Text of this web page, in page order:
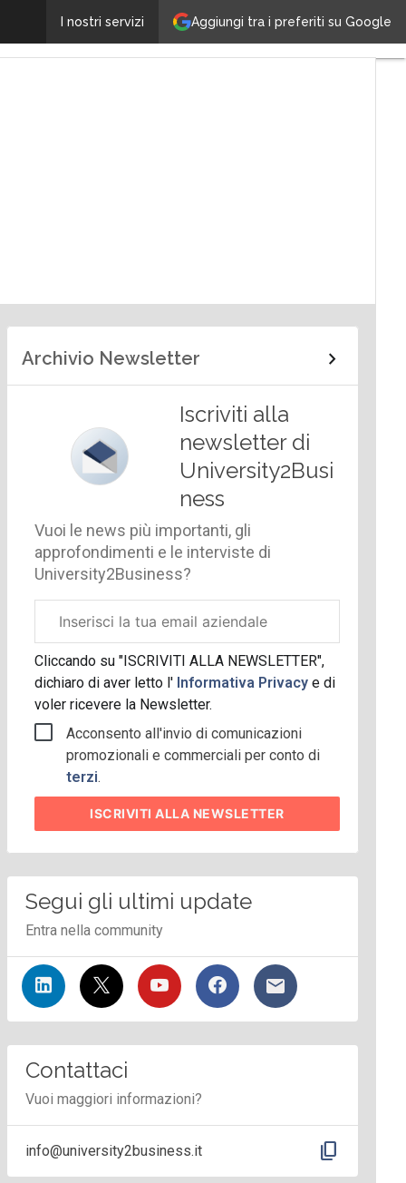
Aggiungi tra i preferiti su Google
I nostri servizi
Imprenditorialità
Archivio Newsletter
Iscriviti alla
newsletter di
University2Busi
ness
Vuoi le news più importanti, gli
approfondimenti e le interviste di
University2Business?
aziendale
Cliccando su "ISCRIVITI ALLA NEWSLETTER",
dichiaro di aver letto l' Informativa Privacye di
voler ricevere la Newsletter.
Acconsento all'invio di comunicazioni
promozionali e commerciali per conto di
terzi.
ISCRIVITIALLA NEWSLETTER
Segui gli ultimi update
Entra nella community
Contattaci
Vuoi maggiori informazioni?
info@university2business.it content_copy